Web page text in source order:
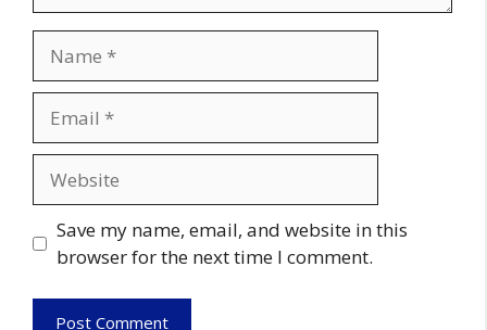
Save my name, email, and website in this
browser for the next time I comment.